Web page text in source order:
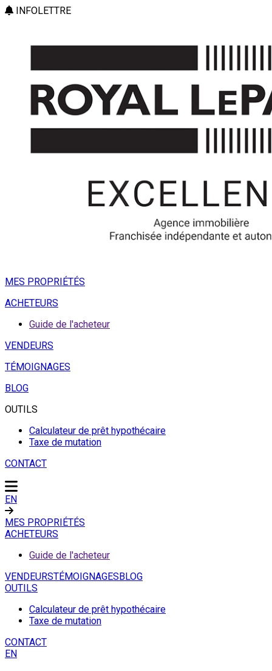
INFOLETTRE
MES PROPRIÉTÉS
ACHETEURS
Guide de l'acheteur
VENDEURS
TÉMOIGNAGES
BLOG
OUTILS
Calculateur de prêt hypothécaire
Taxe de mutation
CONTACT
EN
MES PROPRIÉTÉS
ACHETEURS
Guide de l'acheteur
VENDEURSTÉMOIGNAGESBLOG
OUTILS
Calculateur de prêt hypothécaire
Taxe de mutation
CONTACT
EN